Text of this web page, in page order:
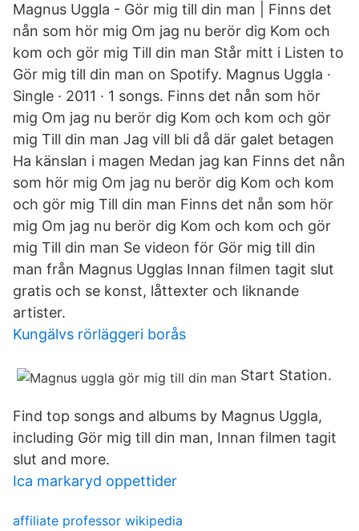
Magnus Uggla - Gör mig till din man | Finns det
nån som hör mig Om jag nu berör dig Kom och
kom och gör mig Till din man Står mitt i Listen to
Gör mig till din man on Spotify. Magnus Uggla ·
Single · 2011 · 1 songs. Finns det nån som hör
mig Om jag nu berör dig Kom och kom och gör
mig Till din man Jag vill bli då där galet betagen
Ha känslan i magen Medan jag kan Finns det nån
som hör mig Om jag nu berör dig Kom och kom
och gör mig Till din man Finns det nån som hör
mig Om jag nu berör dig Kom och kom och gör
mig Till din man Se videon för Gör mig till din
man från Magnus Ugglas Innan filmen tagit slut
gratis och se konst, låttexter och liknande
artister.
Kungälvs rörläggeri borås
Start Station.
Find top songs and albums by Magnus Uggla,
including Gör mig till din man, Innan filmen tagit
slut and more.
Ica markaryd oppettider
affiliate professor wikipedia